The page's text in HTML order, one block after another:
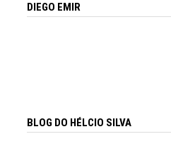
DIEGO EMIR
BLOG DO HÉLCIO SILVA